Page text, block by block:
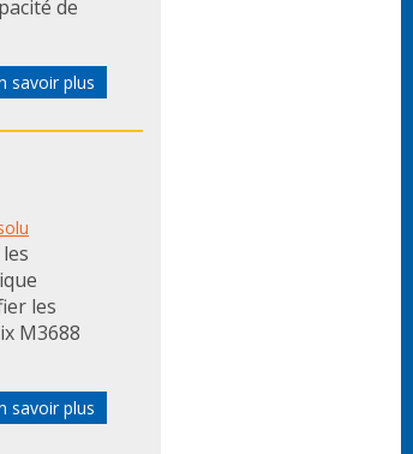
de
savoir plus
les
M3688
savoir plus